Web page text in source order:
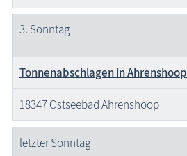
3. Sonntag
Tonnenabschlagen in Ahrenshoop
18347 Ostseebad Ahrenshoop
letzter Sonntag